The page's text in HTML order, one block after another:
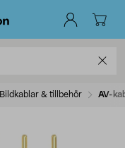
Bildkablar & tillbehör AV-